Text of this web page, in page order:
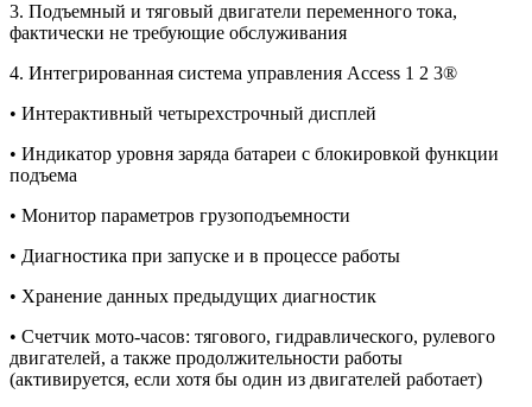
3. Подъемный и тяговый двигатели переменного тока,
фактически не требующие обслуживания
4. Интегрированная система управления Access 1 2 3®
• Интерактивный четырехстрочный дисплей
• Индикатор уровня заряда батареи с блокировкой функции
подъема
• Монитор параметров грузоподъемности
• Диагностика при запуске и в процессе работы
• Хранение данных предыдущих диагностик
• Счетчик мото-часов: тягового, гидравлического, рулевого
двигателей, а также продолжительности работы
(активируется, если хотя бы один из двигателей работает)